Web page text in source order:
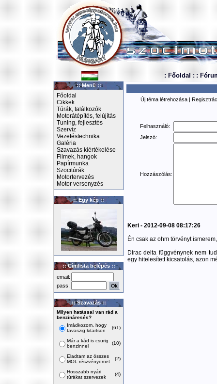
: Főoldal : :
:: Menü ::
Főoldal
Cikkek
Túrák, találkozók
Motorátépítés, felújítás
Tuning, fejlesztés
Szerviz
Vezetéstechnika
Galéria
Szavazás kiértékelése
Filmek, hangok
Papírmunka
Szocitúrák
Motortervezés
Motor versenyzés
:: Egy kép ::
:: Címlista belépés ::
email:
pass:
:: Szavazás ::
Milyen hatással van rád a
benzináresés?
Imádkozom, hogy
tavaszig kitartson
(61)
Már a kád is csurig
benzinnel
(10)
Eladtam az összes
MOL részvényemet
(2)
Hosszabb nyári
túrákat szervezek
(4)
Új téma létrehozása |
Felhasználó:
Jelszó:
Hozzászólás:
Keri - 2012-09-08 08:17:26
Én csak az ohm törvényt
Dirac delta függvénynek nem
egy hitelesített kicsatolás, azon